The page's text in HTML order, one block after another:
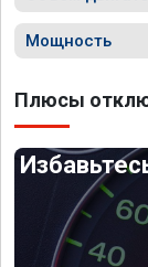
Мощность
Плюсы